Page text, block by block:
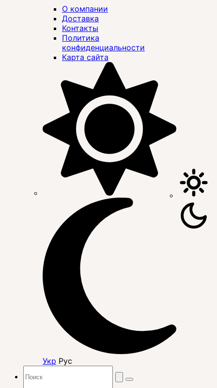
О компании
Доставка
Контакты
Политика
конфиденциальности
Карта сайта
Укр Рус